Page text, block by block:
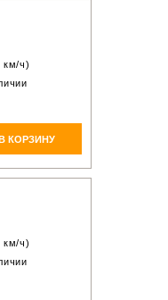
км/ч)
КОРЗИНУ
км/ч)